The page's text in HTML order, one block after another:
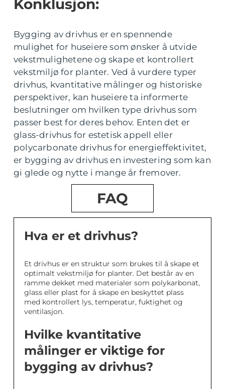
Konklusjon:
Bygging av drivhus er en spennende
mulighet for huseiere som ønsker å utvide
vekstmulighetene og skape et kontrollert
vekstmiljø for planter. Ved å vurdere typer
drivhus, kvantitative målinger og historiske
perspektiver, kan huseiere ta informerte
beslutninger om hvilken type drivhus som
passer best for deres behov. Enten det er
glass-drivhus for estetisk appell eller
polycarbonate drivhus for energieffektivitet,
er bygging av drivhus en investering som kan
gi glede og nytte i mange år fremover.
FAQ
Hva er et drivhus?
Et drivhus er en struktur som brukes til å skape et
optimalt vekstmiljø for planter. Det består av en
ramme dekket med materialer som polykarbonat,
glass eller plast for å skape en beskyttet plass
med kontrollert lys, temperatur, fuktighet og
ventilasjon.
Hvilke kvantitative
målinger er viktige for
bygging av drivhus?